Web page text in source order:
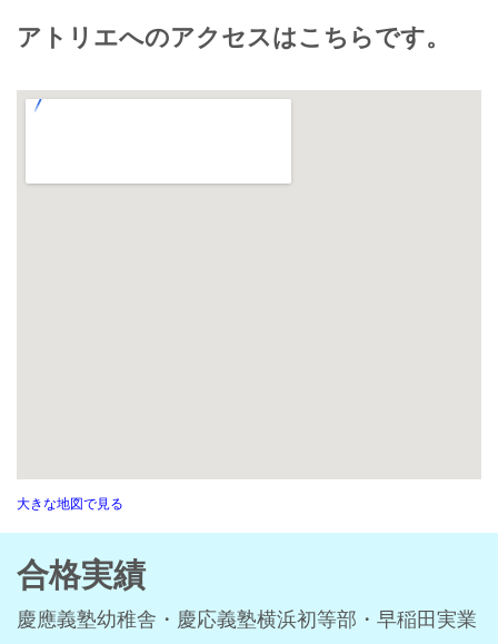
アトリエへのアクセスはこちらです。
大きな地図で見る
合格実績
慶應義塾幼稚舎・慶応義塾横浜初等部・早稲田実業